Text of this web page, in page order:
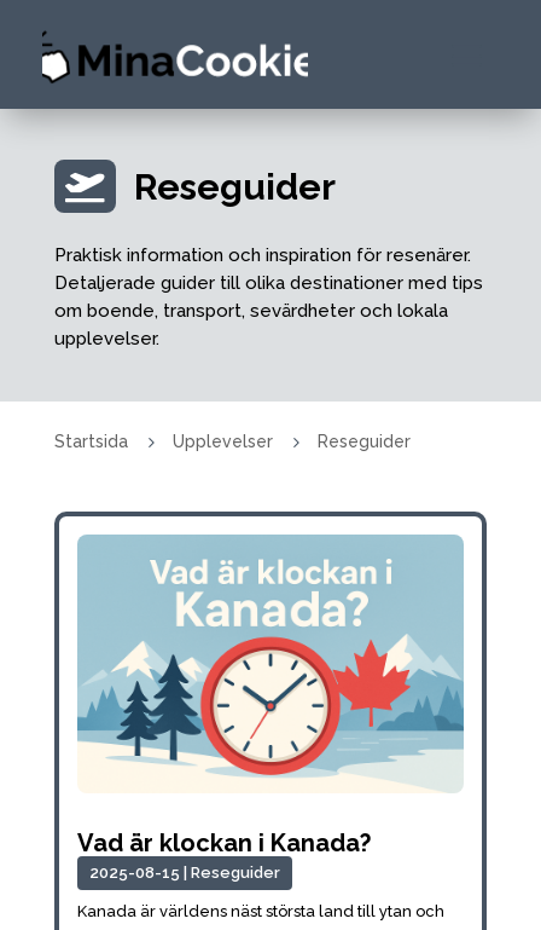
 Reseguider
Praktisk information och inspiration för resenärer.
Detaljerade guider till olika destinationer med tips
om boende, transport, sevärdheter och lokala
upplevelser.
Startsida 5 Upplevelser 5 Reseguider
Vad är klockan i Kanada?
2025-08-15 Reseguider
Kanada är världens näst största land till ytan och